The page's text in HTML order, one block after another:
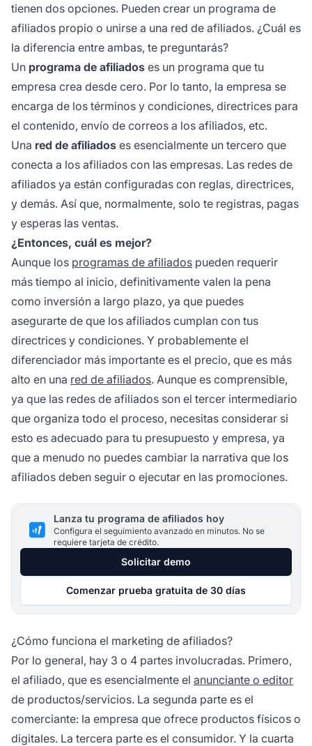
tienen dos opciones. Pueden crear un programa de
afiliados propio o unirse a una red de afiliados. ¿Cuál es
la diferencia entre ambas, te preguntarás?
Un programa de afiliados es un programa que tu
empresa crea desde cero. Por lo tanto, la empresa se
encarga de los términos y condiciones, directrices para
el contenido, envío de correos a los afiliados, etc.
Una red de afiliados es esencialmente un tercero que
conecta a los afiliados con las empresas. Las redes de
afiliados ya están configuradas con reglas, directrices,
y demás. Así que, normalmente, solo te registras, pagas
y esperas las ventas.
¿Entonces, cuál es mejor?
Aunque los programas de afiliados pueden requerir
más tiempo al inicio, definitivamente valen la pena
como inversión a largo plazo, ya que puedes
asegurarte de que los afiliados cumplan con tus
directrices y condiciones. Y probablemente el
diferenciador más importante es el precio, que es más
alto en una red de afiliados. Aunque es comprensible,
ya que las redes de afiliados son el tercer intermediario
que organiza todo el proceso, necesitas considerar si
esto es adecuado para tu presupuesto y empresa, ya
que a menudo no puedes cambiar la narrativa que los
afiliados deben seguir o ejecutar en las promociones.
Lanza tu programa de afiliados hoy
Configura el seguimiento avanzado en minutos. No se
requiere tarjeta de crédito.
Solicitar demo
Comenzar prueba gratuita de 30 días
¿Cómo funciona el marketing de afiliados?
Por lo general, hay 3 o 4 partes involucradas. Primero,
el afiliado, que es esencialmente el anunciante o editor
de productos/servicios. La segunda parte es el
comerciante: la empresa que ofrece productos físicos o
digitales. La tercera parte es el consumidor. Y la cuarta